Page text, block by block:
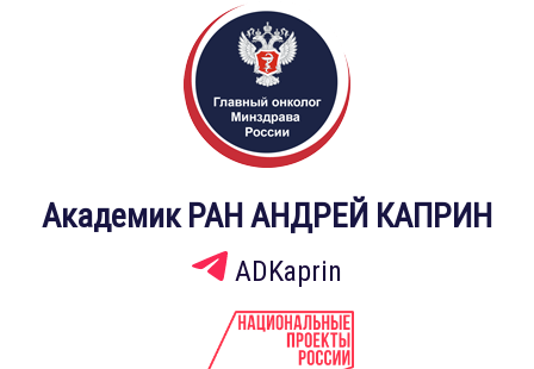
Академик РАН АНДРЕЙ КАПРИН
ADKaprin